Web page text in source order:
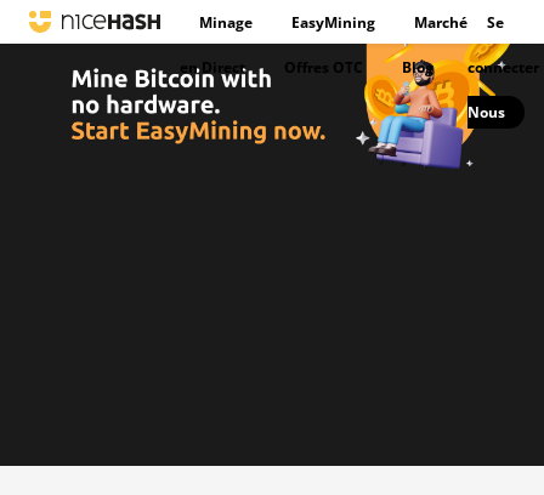
Minage EasyMining Marché
en Direct Offres OTC Blog
Se
connecter
Nous